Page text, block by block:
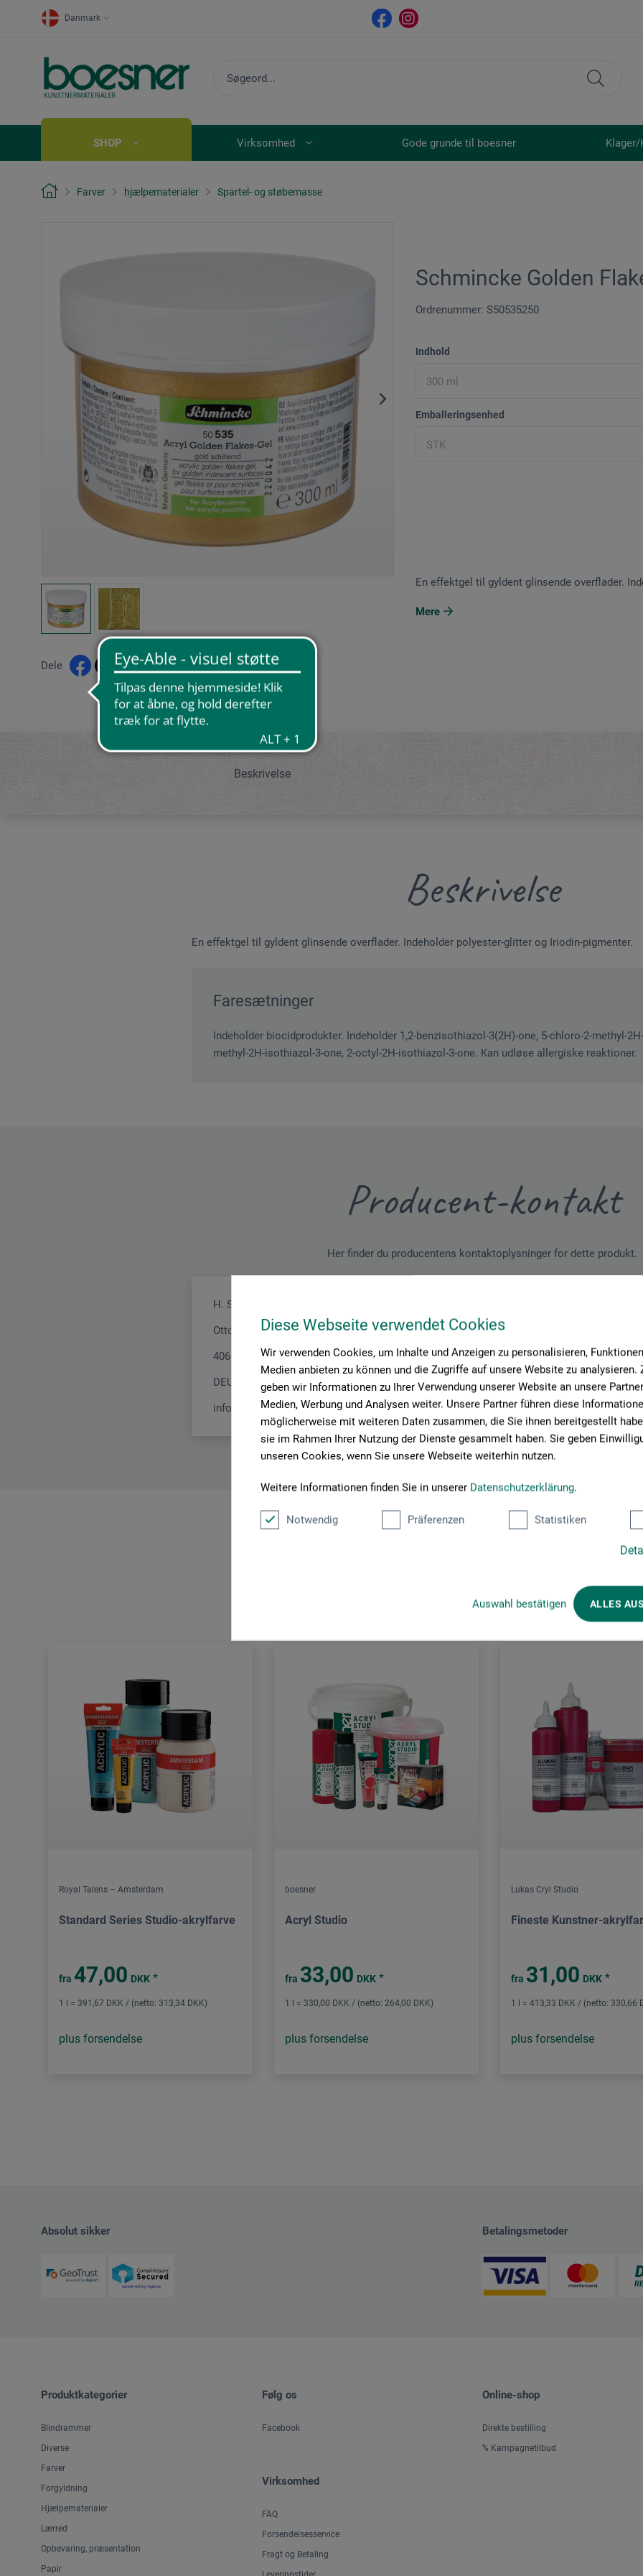
Diese Webseite verwendet Cookies
Wir verwenden Cookies, um Inhalte und Anzeigen zu personalisieren,
Medien anbieten zu können und die Zugriffe auf unsere Website zu analysieren.
geben wir Informationen zu Ihrer Verwendung unserer Website an unsere
Medien, Werbung und Analysen weiter. Unsere Partner führen diese
möglicherweise mit weiteren Daten zusammen, die Sie ihnen bereitgestellt
sie im Rahmen Ihrer Nutzung der Dienste gesammelt haben. Sie geben
unseren Cookies, wenn Sie unsere Webseite weiterhin nutzen.
Weitere Informationen finden Sie in unserer Datenschutzerklärung.
Notwendig Präferenzen Statistiken
Auswahl bestätigen ALLES
Danmark
SHOP Virksomhed Gode grunde til boesner
Farver hjælpematerialer Spartel- og støbemasse
Schmincke Golden
Ordrenummer: S50535250
Indhold
Emballeringsenhed
Dele
En effektgel til gyldent glinsende overflader.
Mere
Beskrivelse
Beskrivelse
En effektgel til gyldent glinsende overflader. Indeholder polyester-glitter og Iriodin-pigmenter.
Faresætninger
Indeholder biocidprodukter. Indeholder 1,2-benzisothiazol-3(2H)-one, 5-chloro-2-methyl-
methyl-2H-isothiazol-3-one, 2-octyl-2H-isothiazol-3-one. Kan udløse allergiske reaktioner.
Producent-kontakt
Her finder du producentens kontaktoplysninger for dette produkt.
H. Schmincke & Co. GmbH & Co. KG
Otto-Hahn-Str. 2
40699 Erkrath
DEUTSCHLAND
info@schmincke.de
Kunder købte også
Royal Talens – Amsterdam
Standard Series Studio-akrylfarve
fra 47,00 DKK *
1 l = 391,67 DKK / (netto: 313,34 DKK)
plus forsendelse
boesner
Acryl Studio
fra 33,00 DKK *
1 l = 330,00 DKK / (netto: 264,00 DKK)
plus forsendelse
Lukas Cryl Studio
Fineste Kunstner-
fra 31,00 DKK *
1 l = 413,33 DKK / (netto: 330,66
plus forsendelse
Absolut sikker Betalingsmetoder
Produktkategorier
Blindrammer
Diverse
Farver
Forgyldning
Hjælpematerialer
Lærred
Opbevaring, præsentation
Papir
Følg os
Facebook
Virksomhed
FAQ
Forsendelsesservice
Fragt og Betaling
Online-shop
Direkte bestilling
% Kampagnetilbud